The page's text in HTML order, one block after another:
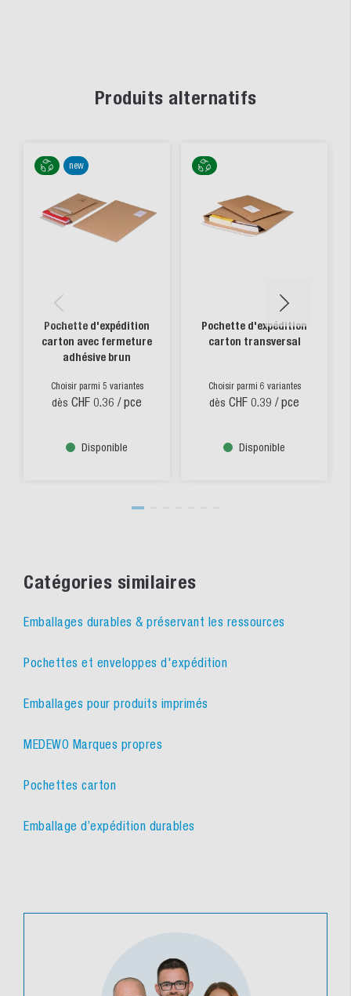
Produits alternatifs
new
Pochette d'expédition
carton avec fermeture
adhésive brun
Choisir parmi 5 variantes
dès CHF 0.36 / pce
Disponible
Pochette d'expédition
carton transversal
Choisir parmi 6 variantes
dès CHF 0.39 / pce
Disponible
Catégories similaires
Emballages durables & préservant les ressources
Pochettes et enveloppes d'expédition
Emballages pour produits imprimés
MEDEWO Marques propres
Pochettes carton
Emballage d’expédition durables